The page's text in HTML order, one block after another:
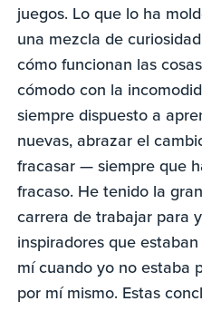
juegos. Lo que lo ha
una mezcla de
cómo funcionan las
cómodo con la
siempre dispuesto a
nuevas, abrazar el
fracasar — siempre que
fracaso. He tenido la
carrera de trabajar para
inspiradores que
mí cuando yo no estaba
por mí mismo. Estas